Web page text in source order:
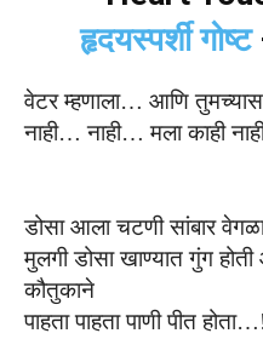
हृदयस्पर्शी गोष्ट
वेटर म्हणाला… आणि
नाही… नाही… मला काही
डोसा आला चटणी सांबार
मुलगी डोसा खाण्यात गुंग
कौतुकाने
पाहता पाहतापाणी पीत होता